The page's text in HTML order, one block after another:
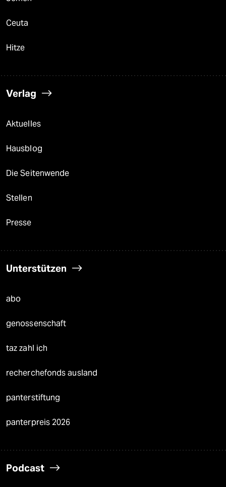
Ceuta
Hitze
Verlag
Aktuelles
Hausblog
Die Seitenwende
Stellen
Presse
Unterstützen
abo
genossenschaft
taz zahl ich
recherchefonds ausland
panterstiftung
panterpreis 2026
Podcast